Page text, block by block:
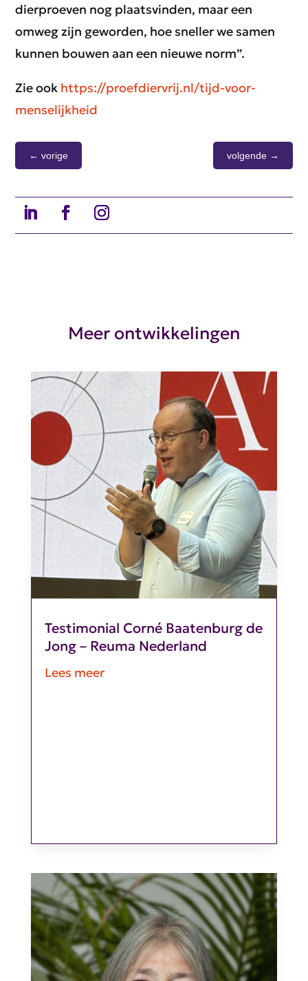
dierproeven nog plaatsvinden, maar een
omweg zijn geworden, hoe sneller we samen
kunnen bouwen aan een nieuwe norm”.
Zie ook https://proefdiervrij.nl/tijd-voor-
menselijkheid
←vorige volgende→
Meer ontwikkelingen
Testimonial Corné Baatenburg de
Jong – Reuma Nederland
Lees meer